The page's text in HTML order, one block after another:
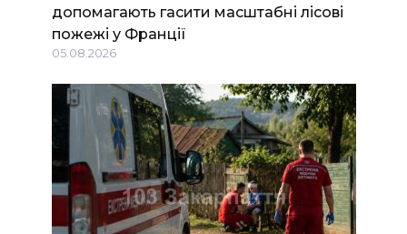
допомагають гасити масштабні лісові
пожежі у Франції
05.08.2026